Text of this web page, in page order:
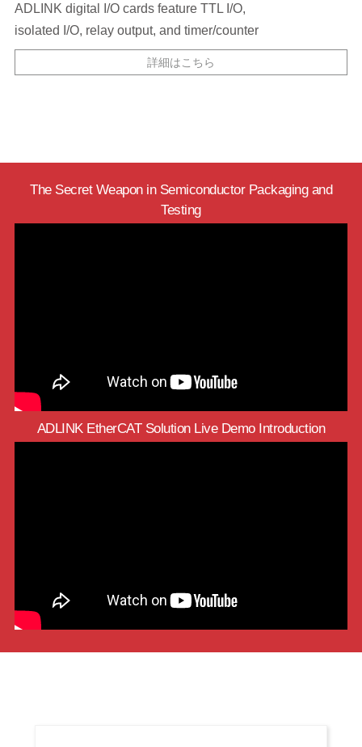
ADLINK digital I/O cards feature TTL I/O,
isolated I/O, relay output, and timer/counter
詳細はこちら
The Secret Weapon in Semiconductor Packaging and
Testing
ADLINK EtherCAT Solution Live Demo Introduction